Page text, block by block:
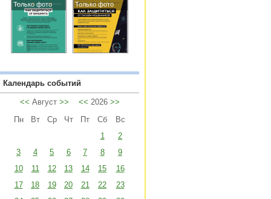
Только фото Только фото
Календарь событий
<< Август >> << 2026 >>
Пн
Вт Ср Чт Пт Сб
Вс
1
2
3
4 5 6 7 8
9
10
11 12 13 14 15
16
17
18 19 20 21 22
23